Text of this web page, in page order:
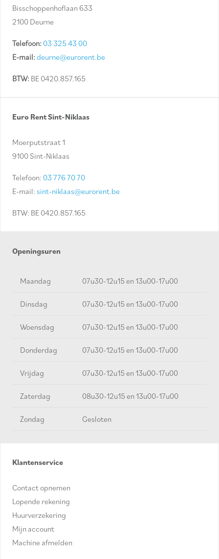
Bisschoppenhoflaan 633
2100 Deurne
Telefoon: 03 325 43 00
E-mail: deurne@eurorent.be
BTW: BE 0420.857.165
Euro Rent Sint-Niklaas
Moerputstraat 1
9100 Sint-Niklaas
Telefoon: 03 776 70 70
E-mail: sint-niklaas@eurorent.be
BTW: BE 0420.857.165
Openingsuren
Maandag 07u30-12u15 en 13u00-17u00
Dinsdag 07u30-12u15 en 13u00-17u00
Woensdag 07u30-12u15 en 13u00-17u00
Donderdag 07u30-12u15 en 13u00-17u00
Vrijdag 07u30-12u15 en 13u00-17u00
Zaterdag 08u30-12u15 en 13u00-17u00
Zondag Gesloten
Klantenservice
Contact opnemen
Lopende rekening
Huurverzekering
Mijn account
Machine afmelden